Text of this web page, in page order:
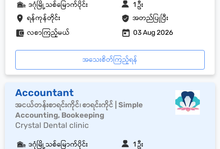
ရန်ကုန်တိုင်း အတည်ပြုပြီး
ဒဂုံမြို့သစ်မြောက်ပိုင်း 1 ဦး
လစာကြည့်မယ် 03 Aug 2026
အသေးစိတ်ကြည့်ရန်
Accountant
အငယ်တန်းစာရင်းကိုင်၊ စာရင်းကိုင် | Simple
Accounting, Bookeeping
Crystal Dental clinic
ဒဂုံမြို့သစ်မြောက်ပိုင်း 1 ဦး